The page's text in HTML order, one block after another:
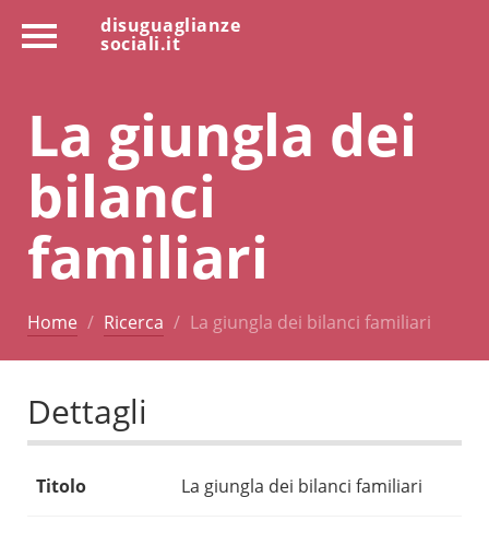
disuguaglianze
sociali.it
La giungla dei
bilanci
familiari
Home Ricerca La giungla dei bilanci familiari
Dettagli
Titolo La giungla dei bilanci familiari